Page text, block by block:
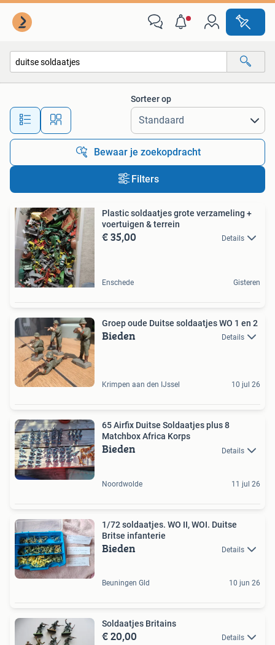
Alle afstanden…
Sorteer op
Bewaar je zoekopdracht
Filters
Plastic soldaatjes grote verzameling +
voertuigen & terrein
€ 35,00 Details
Enschede Gisteren
Groep oude Duitse soldaatjes WO 1 en 2
Bieden Details
Krimpen aan den IJssel 10 jul 26
65 Airfix Duitse Soldaatjes plus 8
Matchbox Africa Korps
Bieden Details
Noordwolde 11 jul 26
1/72 soldaatjes. WO II, WOI. Duitse
Britse infanterie
Bieden Details
Beuningen Gld 10 jun 26
Soldaatjes Britains
€ 20,00 Details